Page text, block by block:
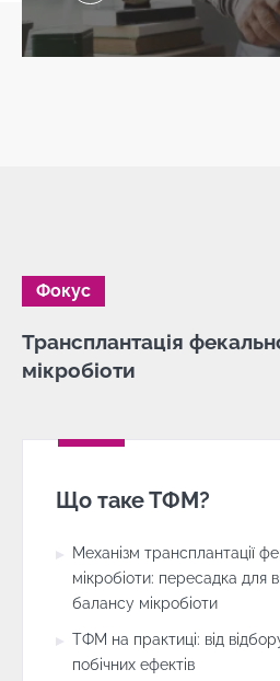
Фокус
Трансплантація
мікробіоти
Що таке ТФМ?
Механізм трансплантації
мікробіоти: пересадка для
балансу мікробіоти
ТФМ на практиці: від
побічних ефектів